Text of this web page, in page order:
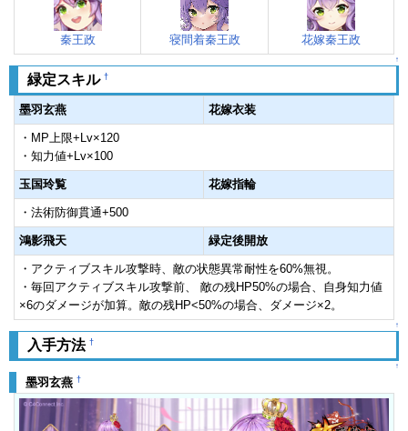
秦王政 寝間着秦王政 花嫁秦王政
↑
緑定スキル †
墨羽玄燕 花嫁衣装
・MP上限+Lv×120
・知力値+Lv×100
玉国玲覧 花嫁指輪
・法術防御貫通+500
鴻影飛天 緑定後開放
・アクティブスキル攻撃時、敵の状態異常耐性を60%無視。
・毎回アクティブスキル攻撃前、 敵の残HP50%の場合、自身知力値
×6のダメージが加算。敵の残HP<50%の場合、ダメージ×2。
↑
入手方法 †
↑
墨羽玄燕 †